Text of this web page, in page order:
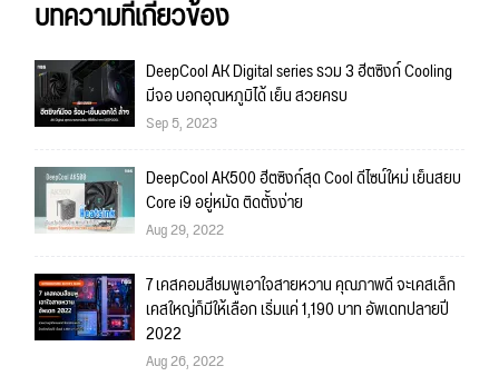
บทความที่เกี่ยวข้อง
DeepCool AK Digital series รวม 3 ฮีตซิงก์ Cooling
มีจอ บอกอุณหภูมิได้ เย็น สวยครบ
Sep 5, 2023
DeepCool AK500 ฮีตซิงก์สุด Cool ดีไซน์ใหม่ เย็นสยบ
Core i9 อยู่หมัด ติดตั้งง่าย
Aug 29, 2022
7 เคสคอมสีชมพูเอาใจสายหวาน คุณภาพดี จะเคสเล็ก
เคสใหญ่ก็มีให้เลือก เริ่มแค่ 1,190 บาท อัพเดทปลายปี
2022
Aug 26, 2022